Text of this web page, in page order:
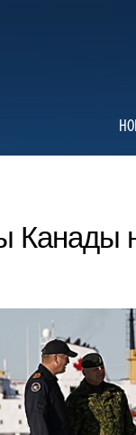
Канады